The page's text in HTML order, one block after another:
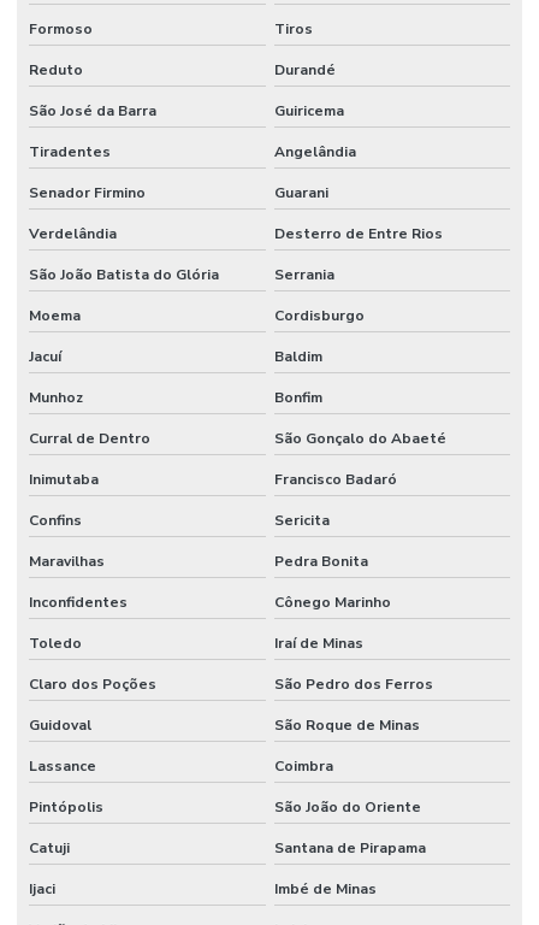
Formoso Tiros
Reduto Durandé
São José da Barra Guiricema
Tiradentes Angelândia
Senador Firmino Guarani
Verdelândia Desterro de Entre Rios
São João Batista do Glória Serrania
Moema Cordisburgo
Jacuí Baldim
Munhoz Bonfim
Curral de Dentro São Gonçalo do Abaeté
Inimutaba Francisco Badaró
Confins Sericita
Maravilhas Pedra Bonita
Inconfidentes Cônego Marinho
Toledo Iraí de Minas
Claro dos Poções São Pedro dos Ferros
Guidoval São Roque de Minas
Lassance Coimbra
Pintópolis São João do Oriente
Catuji Santana de Pirapama
Ijaci Imbé de Minas